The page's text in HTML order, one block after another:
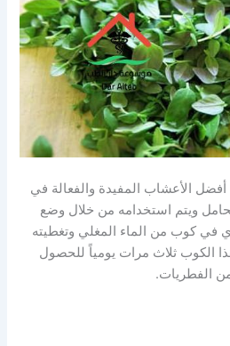
الأعشاب المفيدة والفعالة في
ويتم استخدامه من خلال وضع
في كوب من الماء المغلي وتغطيته
الكوب ثلاث مرات يومياً للحصول
الفطريات.